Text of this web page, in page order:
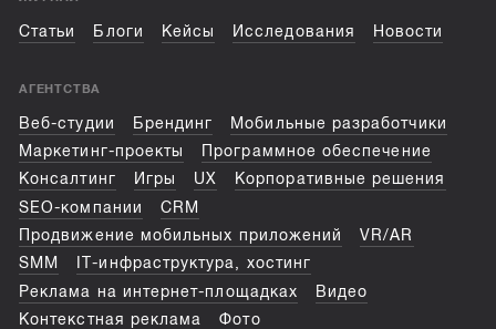
Статьи Блоги Кейсы Исследования Новости
АГЕНТСТВА
Веб-студии Брендинг
Мобильные разработчики
Маркетинг-проекты
Программное обеспечение
Консалтинг
Игры UX
Корпоративные решения
SEO-компании
CRM
Продвижение мобильных приложений
VR/AR
SMM
IT-инфраструктура, хостинг
Реклама на интернет-площадках
Видео
Контекстная реклама
Фото